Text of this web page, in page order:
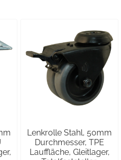
Lenkrolle Stahl, 50mm
Durchmesser, TPE
Lauffläche, Gleitlager,